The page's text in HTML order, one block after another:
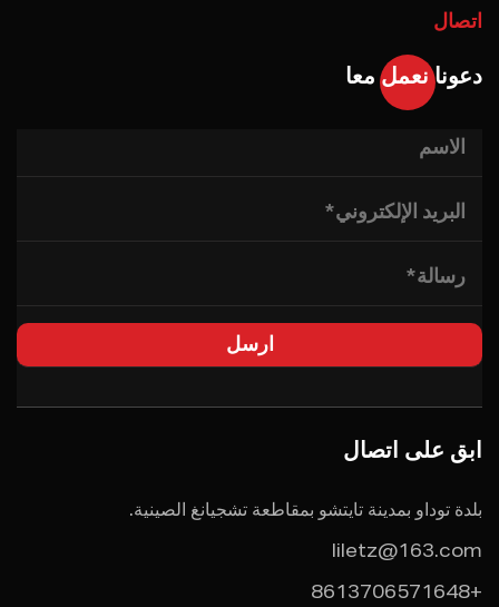
اتصال
دعونا نعمل معا
ابق على اتصال
بلدة توداو بمدينة تايتشو بمقاطعة تشجيانغ الصينية.
liletz@163.com
+8613706571648